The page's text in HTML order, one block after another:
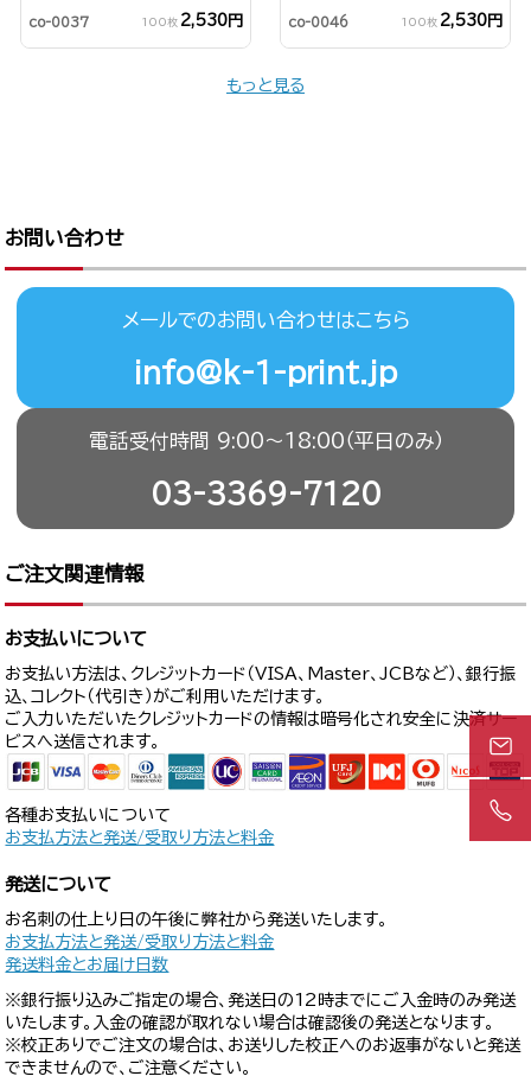
co-0037 100枚 2,530円 co-0046 100枚 2,530円
もっと見る
お問い合わせ
メールでのお問い合わせはこちら
info@k-1-print.jp
電話受付時間 9:00〜18:00（平日のみ）
03-3369-7120
ご注文関連情報
お支払いについて
お支払い方法は、クレジットカード（VISA、Master、JCBなど）、銀行振
込、コレクト（代引き）がご利用いただけます。
ご入力いただいたクレジットカードの情報は暗号化され安全に決済サー
ビスへ送信されます。
各種お支払いについて
お支払方法と発送/受取り方法と料金
発送について
お名刺の仕上り日の午後に弊社から発送いたします。
お支払方法と発送/受取り方法と料金
発送料金とお届け日数
※銀行振り込みご指定の場合、発送日の12時までにご入金時のみ発送
いたします。入金の確認が取れない場合は確認後の発送となります。
※校正ありでご注文の場合は、お送りした校正へのお返事がないと発送
できませんので、ご注意ください。